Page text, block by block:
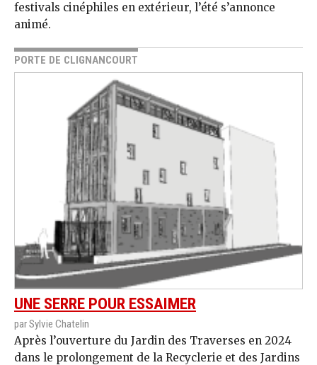
festivals cinéphiles en extérieur, l’été s’annonce
animé.
PORTE DE CLIGNANCOURT
UNE SERRE POUR ESSAIMER
par Sylvie Chatelin
Après l’ouverture du Jardin des Traverses en 2024
dans le prolongement de la Recyclerie et des Jardins